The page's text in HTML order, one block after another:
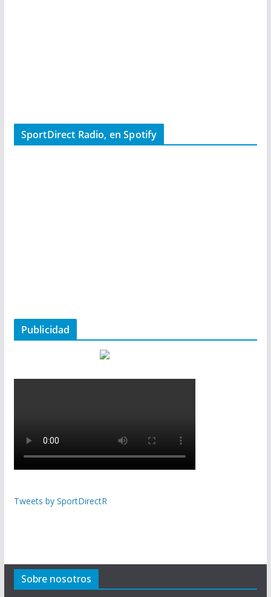
SportDirect Radio, en Spotify
Publicidad
Tweets by SportDirectR
Sobre nosotros